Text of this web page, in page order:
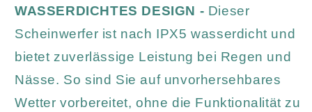
WASSERDICHTES DESIGN - Dieser
Scheinwerfer ist nach IPX5 wasserdicht und
bietet zuverlässige Leistung bei Regen und
Nässe. So sind Sie auf unvorhersehbares
Wetter vorbereitet, ohne die Funktionalität zu